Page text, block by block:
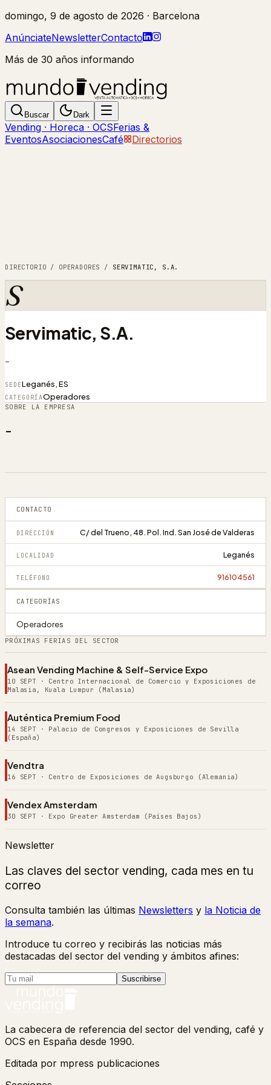
domingo, 9 de agosto de 2026 · Barcelona
AnúnciateNewsletterContacto
Más de 30 años informando
Buscar Dark
Vending · Horeca · OCSFerias &
EventosAsociacionesCafé Directorios
DIRECTORIO / OPERADORES / SERVIMATIC, S.A.
S
Servimatic, S.A.
-
SEDELeganés, ES
CATEGORÍAOperadores
SOBRE LA EMPRESA
-
CONTACTO
DIRECCIÓN C/ del Trueno, 48. Pol. Ind. San José de Valderas
LOCALIDAD Leganés
TELÉFONO 916104561
CATEGORÍAS
Operadores
PRÓXIMAS FERIAS DEL SECTOR
Asean Vending Machine & Self-Service Expo
10 SEPT · Centro Internacional de Comercio y Exposiciones de
Malasia, Kuala Lumpur (Malasia)
Auténtica Premium Food
14 SEPT · Palacio de Congresos y Exposiciones de Sevilla
(España)
Vendtra
16 SEPT · Centro de Exposiciones de Augsburgo (Alemania)
Vendex Amsterdam
30 SEPT · Expo Greater Amsterdam (Países Bajos)
Newsletter
Las claves del sector vending, cada mes en tu
correo
Consulta también las últimas Newsletters y la Noticia de
la semana.
Introduce tu correo y recibirás las noticias más
destacadas del sector del vending y ámbitos afines:
Suscribirse
La cabecera de referencia del sector del vending, café y
OCS en España desde 1990.
Editada por mpress publicaciones